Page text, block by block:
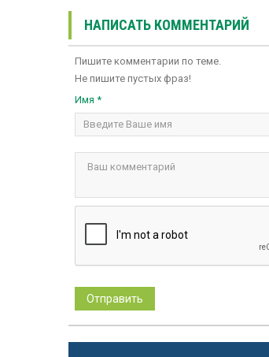
НАПИСАТЬ КОММЕНТАРИЙ
Пишите комментарии по теме.
Не пишите пустых фраз!
Имя *